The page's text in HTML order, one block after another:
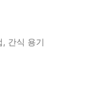
간식 용기